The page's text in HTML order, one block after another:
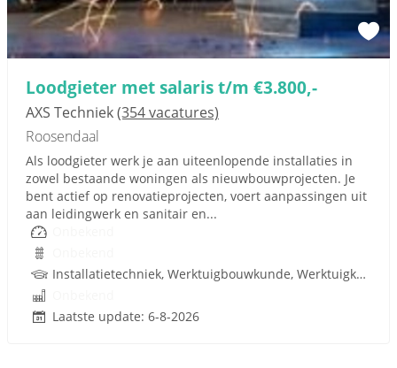
Loodgieter met salaris t/m €3.800,-
AXS Techniek(354 vacatures)
Roosendaal
Als loodgieter werk je aan uiteenlopende installaties in
zowel bestaande woningen als nieuwbouwprojecten. Je
bent actief op renovatieprojecten, voert aanpassingen uit
aan leidingwerk en sanitair en...
Installatietechniek, Werktuigbouwkunde, Werktuigkundige, Rijbewijs
Laatste update: 6-8-2026